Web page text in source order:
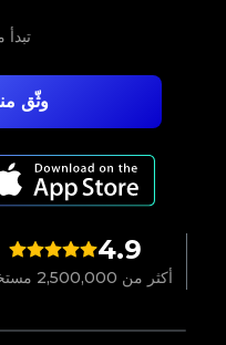
4.9
أكثر من 2,500,000 مستخدم
وثّق